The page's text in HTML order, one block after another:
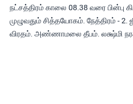
நட்சத்திரம் காலை 08.38 வரை பின்பு
முழுவதும் சித்தயோகம். நேத்திரம் - 2.
விரதம். அண்ணாமலை தீபம். லக்ஷ்மி